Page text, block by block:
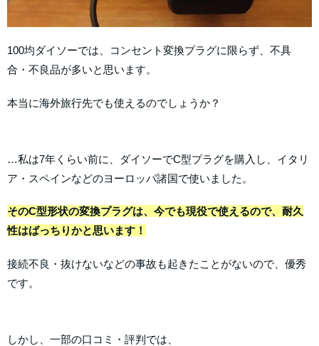
100均ダイソーでは、コンセント変換プラグに限らず、不具
合・不良品が多いと思います。
本当に海外旅行先でも使えるのでしょうか？
…私は7年くらい前に、ダイソーでC型プラグを購入し、イタリ
ア・スペインなどのヨーロッパ諸国で使いました。
そのC型形状の変換プラグは、今でも現役で使えるので、耐久
性はばっちりかと思います！
接続不良・抜けないなどの事故も起きたことがないので、優秀
です。
しかし、一部の口コミ・評判では、